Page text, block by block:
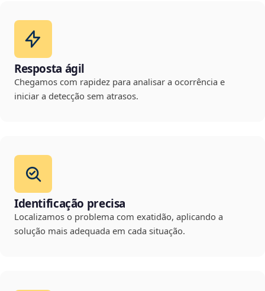
Resposta ágil
Chegamos com rapidez para analisar a ocorrência e
iniciar a detecção sem atrasos.
Identificação precisa
Localizamos o problema com exatidão, aplicando a
solução mais adequada em cada situação.